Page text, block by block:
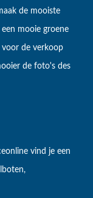
de mooiste
mooie groene
de verkoop
de foto's des
vind je een